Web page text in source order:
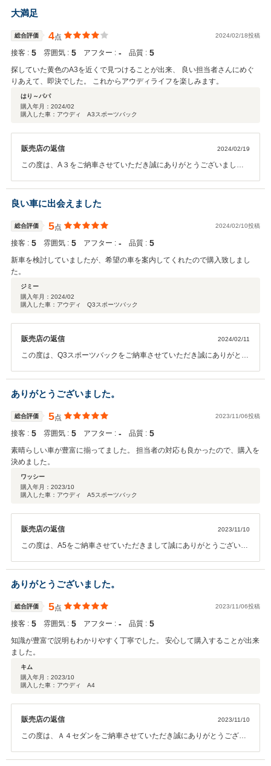
大満足
総合評価 4点 2024/02/18投稿
接客 : 5 雰囲気 : 5 アフター : ‐ 品質 : 5
探していた黄色のA3を近くで見つけることが出来、 良い担当者さんにめぐ
りあえて、即決でした。 これからアウディライフを楽しみます。
はり～パパ
購入年月： 2024/02
購入した車：アウディ A3スポーツバック
販売店の返信 2024/02/19
この度は、A３をご納車させていただき誠にありがとうございまし
います。 多趣味な、はり～パパ様にぴったりのお車だと思います。 ご
家族の皆様でたくさん思い出を作ってくださいませ。 今後とも宜しく
お願い致します。
良い車に出会えました
総合評価 5点 2024/02/10投稿
接客 : 5 雰囲気 : 5 アフター : ‐ 品質 : 5
新車を検討していましたが、希望の車を案内してくれたので購入致しまし
た。
ジミー
購入年月： 2024/02
購入した車：アウディ Q3スポーツバック
販売店の返信 2024/02/11
この度は、Q3スポーツバックをご納車させていただき誠にありがとう
くご案内出来、私も嬉しく思います。 ご趣味のレジャーにぴったりの
お車ですので、たくさんお出かけしてくださいませ。 今後とも宜しく
お願い致します。
ありがとうございました。
総合評価 5点 2023/11/06投稿
接客 : 5 雰囲気 : 5 アフター : ‐ 品質 : 5
素晴らしい車が豊富に揃ってました。 担当者の対応も良かったので、購入を
決めました。
ワッシー
購入年月： 2023/10
購入した車：アウディ A5スポーツバック
販売店の返信 2023/11/10
この度は、A5をご納車させていただきまして誠にありがとうございま
評価をいただきまして、心から感謝しております。 何かお困りの際は
ぜひお気軽にお立ち寄りください。 今後とも、どうぞ宜しくお願い致
します。
ありがとうございました。
総合評価 5点 2023/11/06投稿
接客 : 5 雰囲気 : 5 アフター : ‐ 品質 : 5
知識が豊富で説明もわかりやすく丁寧でした。 安心して購入することが出来
ました。
キム
購入年月： 2023/10
購入した車：アウディ A4
販売店の返信 2023/11/10
この度は、Ａ４セダンをご納車させていただき誠にありがとうござい
ませ。 今後とも宜しくお願い致します。